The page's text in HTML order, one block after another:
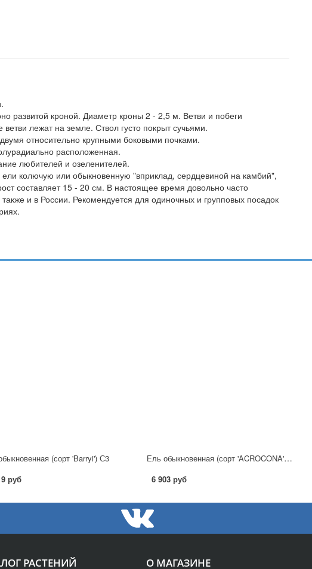
развитой кроной. Диаметр кроны 2 - 2,5 м. Ветви и побеги
лежат на земле. Ствол густо покрыт сучьями.
относительно крупными боковыми почками.
расположенная.
любителей и озеленителей.
колючую или обыкновенную "вприклад, сердцевиной на камбий",
составляет 15 - 20 см. В настоящее время довольно часто
и в России. Рекомендуется для одиночных и групповых посадок
(сорт 'Barryi') С3
руб
Ель обыкновенная (сорт 'ACROCONA') C7,5
6 903 руб
О МАГАЗИНЕ
РАСТЕНИЙ